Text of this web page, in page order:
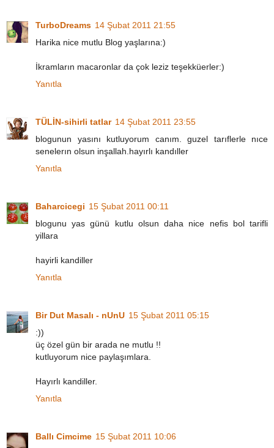
TurboDreams 14 Şubat 2011 21:55
Harika nice mutlu Blog yaşlarına:)
İkramların macaronlar da çok leziz teşekküerler:)
Yanıtla
TÜLİN-sihirli tatlar 14 Şubat 2011 23:55
blogunun yasını kutluyorum canım. guzel tarıflerle nıce
senelerın olsun inşallah.hayırlı kandıller
Yanıtla
Baharcicegi 15 Şubat 2011 00:11
blogunu yas günü kutlu olsun daha nice nefis bol tarifli
yillara
hayirli kandiller
Yanıtla
Bir Dut Masalı - nUnU 15 Şubat 2011 05:15
:))
üç özel gün bir arada ne mutlu !!
kutluyorum nice paylaşımlara.
Hayırlı kandiller.
Yanıtla
Ballı Cimcime 15 Şubat 2011 10:06